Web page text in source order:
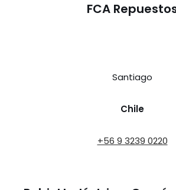
FCA
Santiago
Chile
+56 9 3239 0220